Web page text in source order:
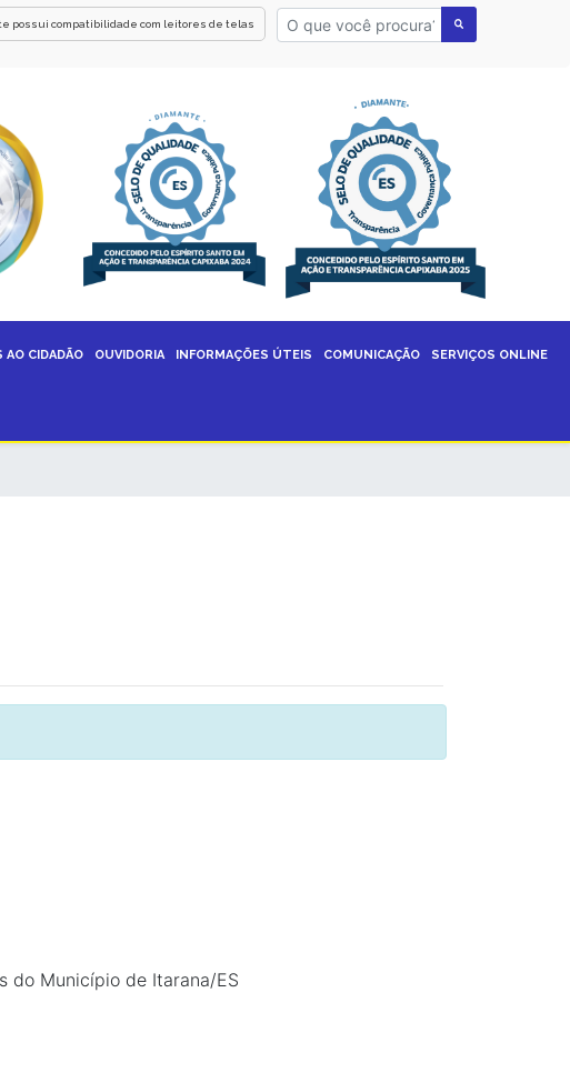
possui compatibilidade com leitores de telas
AO CIDADÃO OUVIDORIA INFORMAÇÕES ÚTEIS COMUNICAÇÃO SERVIÇOS ONLINE
do Município de Itarana/ES